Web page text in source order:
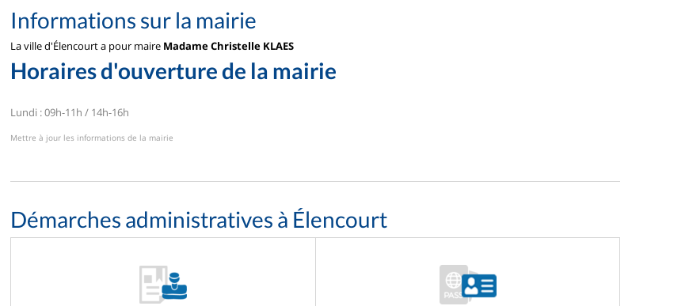
Informations sur la mairie
La ville d'Élencourt a pour maire Madame Christelle KLAES
Horaires d'ouverture de la mairie
Lundi : 09h-11h / 14h-16h
Mettre à jour les informations de la mairie
Démarches administratives à Élencourt